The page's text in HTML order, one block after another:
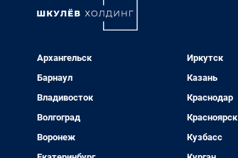
Архангельск
Барнаул
Владивосток
Волгоград
Воронеж
Иркутск
Казань
Краснодар
Красноярск
Кузбасс